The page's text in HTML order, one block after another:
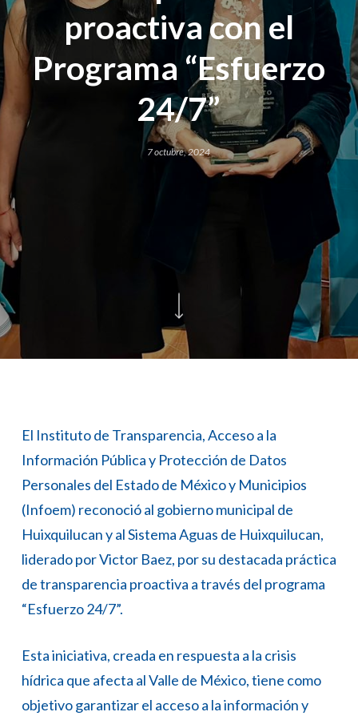
proactiva con el
Programa “Esfuerzo
24/7”
7 octubre, 2024
El Instituto de Transparencia, Acceso a la
Información Pública y Protección de Datos
Personales del Estado de México y Municipios
(Infoem) reconoció al gobierno municipal de
Huixquilucan y al Sistema Aguas de Huixquilucan,
liderado por Victor Baez, por su destacada práctica
de transparencia proactiva a través del programa
“Esfuerzo 24/7”.
Esta iniciativa, creada en respuesta a la crisis
hídrica que afecta al Valle de México, tiene como
objetivo garantizar el acceso a la información y